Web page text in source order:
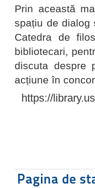
Prin această
spațiu de dialog
Catedra de
bibliotecari,
discuta despre
acțiune în
https://
Pagina de